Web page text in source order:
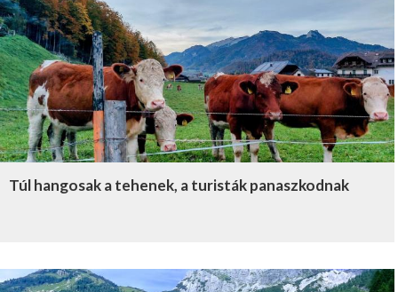
Túl hangosak a tehenek, a turisták panaszkodnak